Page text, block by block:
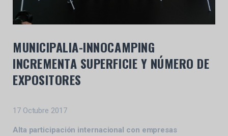
MUNICIPALIA-INNOCAMPING
INCREMENTA SUPERFICIE Y NÚMERO DE
EXPOSITORES
17 Octubre 2017
Alta participación internacional con empresas